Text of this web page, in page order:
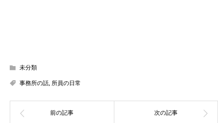
未分類
事務所の話, 所員の日常